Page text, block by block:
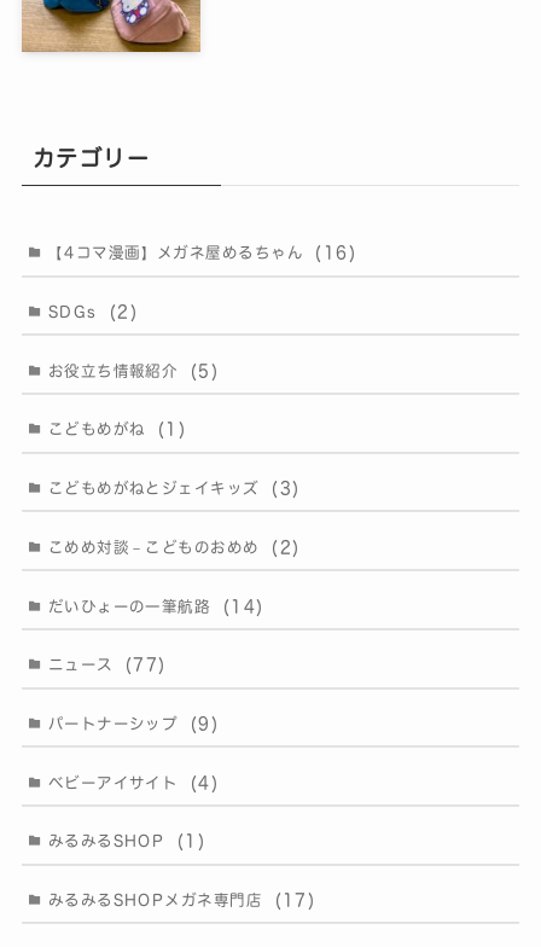
カテゴリー
【4コマ漫画】メガネ屋めるちゃん (16)
SDGs (2)
お役立ち情報紹介 (5)
こどもめがね (1)
こどもめがねとジェイキッズ (3)
こめめ対談－こどものおめめ (2)
だいひょーの一筆航路 (14)
ニュース (77)
パートナーシップ (9)
ベビーアイサイト (4)
みるみるSHOP (1)
みるみるSHOPメガネ専門店 (17)